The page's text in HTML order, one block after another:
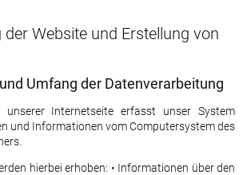
der Website und Erstellung von
Umfang der Datenverarbeitung
Internetseite erfasst unser System
und Informationen vom Computersystem des
hierbei erhoben: • Informationen über den